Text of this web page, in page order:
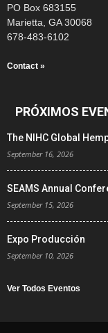
PO Box 683155
Marietta, GA 30068
678-483-6102
Contact »
PRÓXIMOS
The NIHC Global
September 16, 2026
SEAMS Annual
September 15, 2026
Expo Producción
September 10, 2026
Ver Todos Eventos